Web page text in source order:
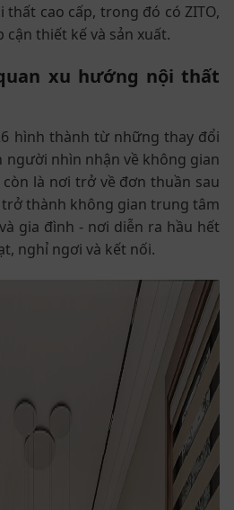
cao cấp, trong đó có ZITO,
thiết kế và sản xuất.
xu hướng nội thất
hình thành từ những thay đổi
người nhìn nhận về không gian
là nơi trở về đơn thuần sau
trở thành không gian trung tâm
gia đình - nơi diễn ra hầu hết
nghỉ ngơi và kết nối.